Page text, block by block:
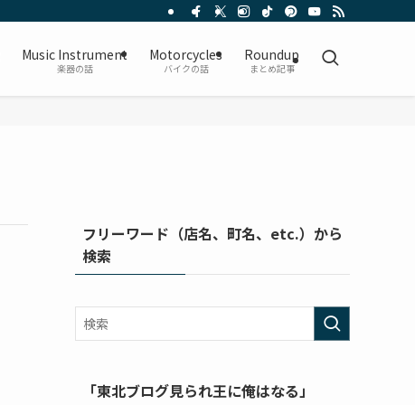
Music Instrument
楽器の話
Motorcycles
バイクの話
Roundup
まとめ記事
フリーワード（店名、町名、etc.）から
検索
「東北ブログ見られ王に俺はなる」